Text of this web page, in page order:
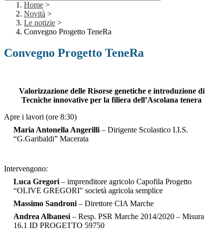
Home >
Novità >
Le notizie >
Convegno Progetto TeneRa
Convegno Progetto TeneRa
Valorizzazione delle Risorse genetiche e introduzione di
Tecniche innovative per la filiera dell’Ascolana tenera
Apre i lavori (ore 8:30)
Maria Antonella Angerilli– Dirigente Scolastico I.I.S.
“G.Garibaldi” Macerata
Intervengono:
Luca Gregori – imprenditore agricolo Capofila Progetto
“OLIVE GREGORI" società agricola semplice
Massimo Sandroni – Direttore CIA Marche
Andrea Albanesi – Resp. PSR Marche 2014/2020 – Misura
16.1 ID PROGETTO 59750